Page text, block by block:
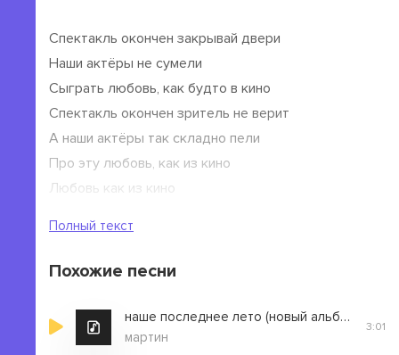
Спектакль окончен закрывай двери
Наши актёры не сумели
Сыграть любовь, как будто в кино
Спектакль окончен зритель не верит
А наши актёры так складно пели
Про эту любовь, как из кино
Любовь как из кино
Стоп снято больше нам не нужно быть рядом
Одинокий ужин одинокий завтрак
Нашу историю запомню навсегда
Полный текст
Похожие песни
наше последнее лето (новый альбом 2025)
мартин
3:01